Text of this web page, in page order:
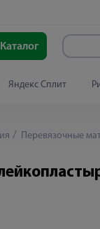
Каталог
Яндекс Сплит
Перевязочные